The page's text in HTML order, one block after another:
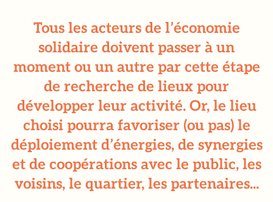
Tous les acteurs de l’économie
solidaire doivent passer à un
moment ou un autre par cette étape
de recherche de lieux pour
développer leur activité. Or, le lieu
choisi pourra favoriser (ou pas) le
déploiement d’énergies, de synergies
et de coopérations avec le public, les
voisins, le quartier, les partenaires...